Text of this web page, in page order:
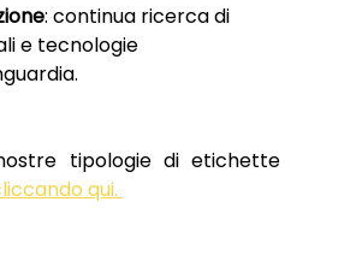
: continua ricerca di
e tecnologie
tipologie di etichette
qui.